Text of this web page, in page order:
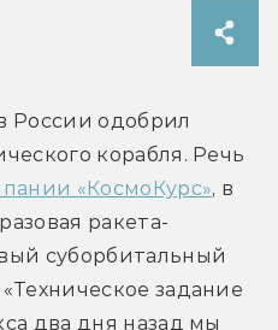
России одобрил
корабля. Речь
«КосмоКурс», в
ракета-
суборбитальный
задание
два дня назад мы